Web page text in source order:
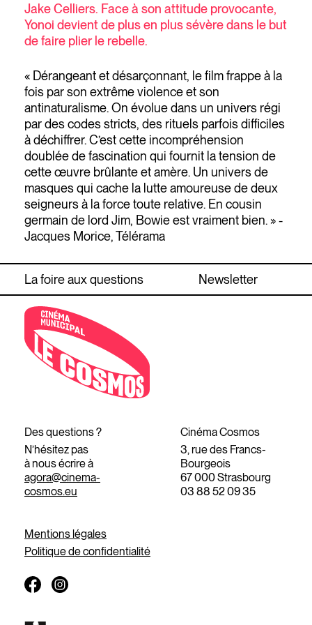
Jake Celliers. Face à son attitude provocante,
Yonoi devient de plus en plus sévère dans le but
de faire plier le rebelle.
« Dérangeant et désarçonnant, le film frappe à la
fois par son extrême violence et son
antinaturalisme. On évolue dans un univers régi
par des codes stricts, des rituels parfois difficiles
à déchiffrer. C’est cette incompréhension
doublée de fascination qui fournit la tension de
cette œuvre brûlante et amère. Un univers de
masques qui cache la lutte amoureuse de deux
seigneurs à la force toute relative. En cousin
germain de lord Jim, Bowie est vraiment bien. » -
Jacques Morice, Télérama
La foire aux questions Newsletter
Des questions ?
N’hésitez pas
à nous écrire à
agora@cinema-
cosmos.eu
Cinéma Cosmos
3, rue des Francs-
Bourgeois
67 000 Strasbourg
03 88 52 09 35
Mentions légales
Politique de confidentialité